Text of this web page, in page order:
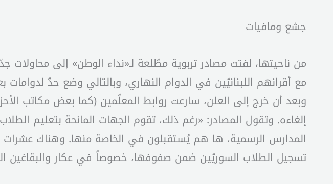
جشع ومافيات
من ناحيتها، لفتت مصادر تربوية مطّلعة لـ«نداء الوطن» إلى
مع أقرانهم اللبنانيّين في الدوام النهاري، وبالتالي وضع حدّ
وبعد أن خرج إلى العلن، سارعت روابط المعلّمين (كما بعض مكاتب
إلغاءه. وتقول المصادر: «رغم ذلك، تقوم الجهات المانحة بتعليم
المدارس الرسمية، ها هم يُستقبلون في الخاصة منها. وهناك
تسجيل الطلاب السوريّين ضمن صفوفها، خصوصاً في عكار والبقاعَين